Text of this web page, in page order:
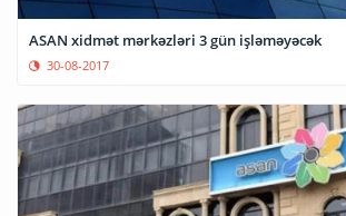
ASAN xidmət mərkəzləri 3 gün işləməyəcək
30-08-2017